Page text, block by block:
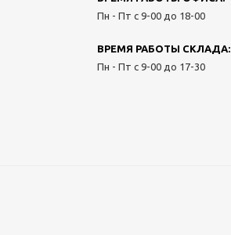
Пн - Пт с 9-00 до 18-00
ВРЕМЯ РАБОТЫ СКЛАДА:
Пн - Пт с 9-00 до 17-30